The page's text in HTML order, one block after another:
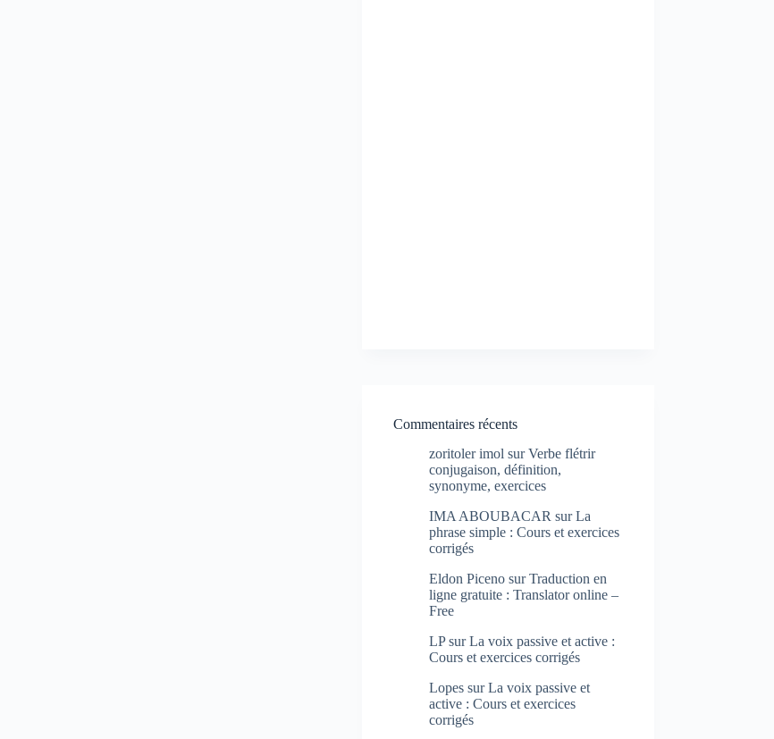
Commentaires récents
zoritoler imol surVerbe flétrir
conjugaison, définition,
synonyme, exercices
IMA ABOUBACAR surLa
phrase simple : Cours et exercices
corrigés
Eldon Piceno surTraduction en
ligne gratuite : Translator online –
Free
LPsurLa voix passive et active :
Cours et exercices corrigés
Lopes surLa voix passive et
active : Cours et exercices
corrigés